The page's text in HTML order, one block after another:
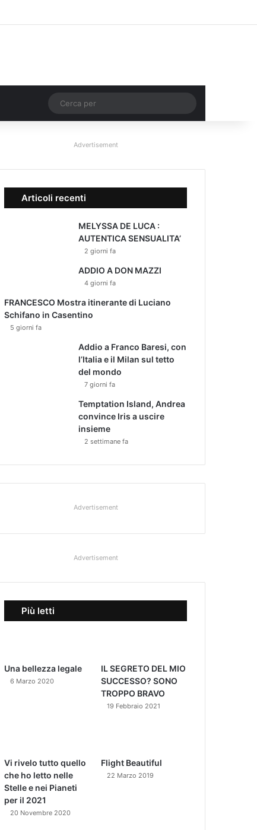
Un articolo a caso
per
Advertisement
Articoli recenti
MELYSSA DE LUCA :
AUTENTICA SENSUALITA’
2 giorni fa
ADDIO A DON MAZZI
4 giorni fa
FRANCESCO Mostra itinerante di Luciano
Schifano in Casentino
5 giorni fa
Addio a Franco Baresi, con
l’Italia e il Milan sul tetto
del mondo
7 giorni fa
Temptation Island, Andrea
convince Iris a uscire
insieme
2 settimane fa
Advertisement
Advertisement
Più letti
Una bellezza legale
6 Marzo 2020
IL SEGRETO DEL MIO
SUCCESSO? SONO
TROPPO BRAVO
19 Febbraio 2021
Vi rivelo tutto quello
che ho letto nelle
Stelle e nei Pianeti
per il 2021
20 Novembre 2020
Flight Beautiful
22 Marzo 2019